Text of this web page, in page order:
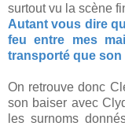
surtout vu la scène
Autant vous dire
feu entre mes
transporté que son
On retrouve donc
son baiser avec
les surnoms